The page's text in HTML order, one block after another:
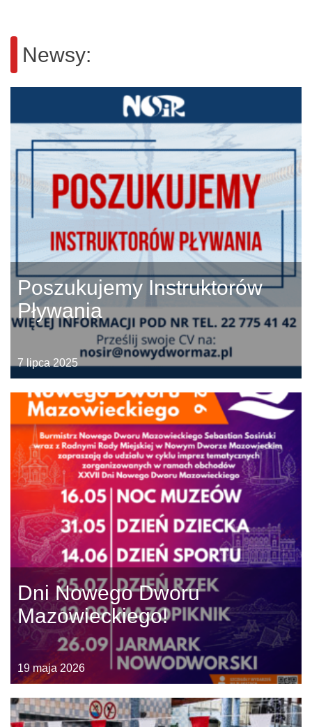
Newsy:
Poszukujemy Instruktorów
Pływania
7 lipca 2025
Dni Nowego Dworu
Mazowieckiego!
19 maja 2026